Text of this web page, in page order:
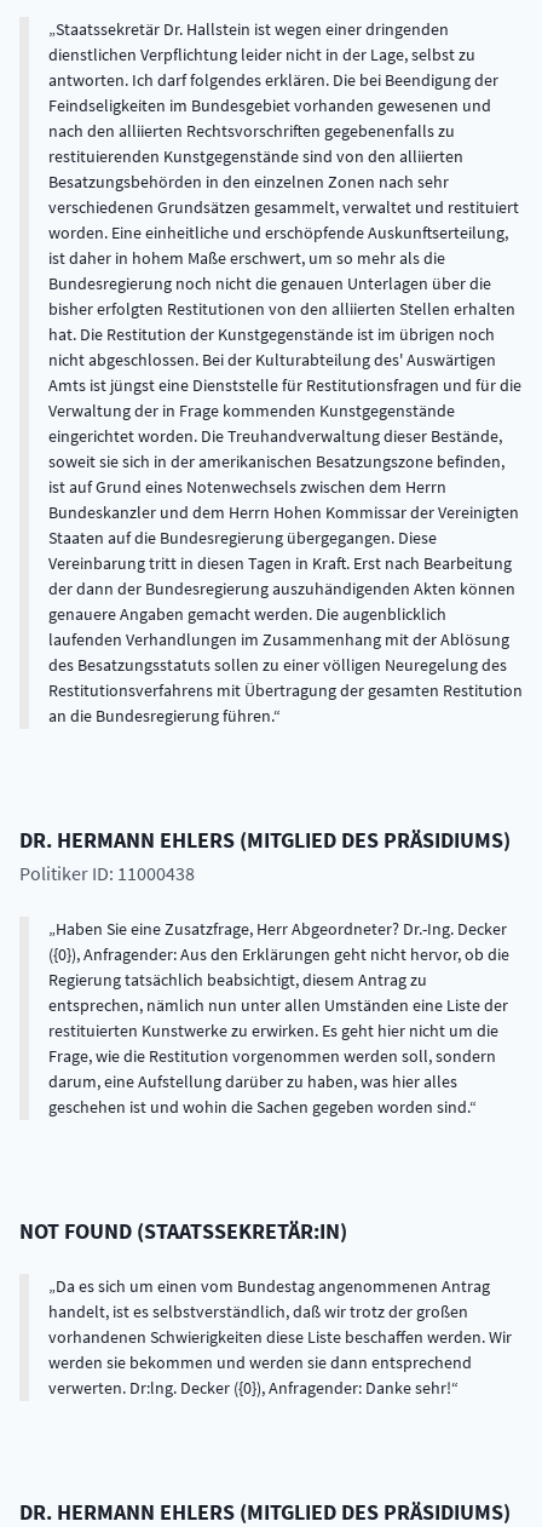
Staatssekretär Dr. Hallstein ist wegen einer dringenden
dienstlichen Verpflichtung leider nicht in der Lage, selbst zu
antworten. Ich darf folgendes erklären. Die bei Beendigung der
Feindseligkeiten im Bundesgebiet vorhanden gewesenen und
nach den alliierten Rechtsvorschriften gegebenenfalls zu
restituierenden Kunstgegenstände sind von den alliierten
Besatzungsbehörden in den einzelnen Zonen nach sehr
verschiedenen Grundsätzen gesammelt, verwaltet und restituiert
worden. Eine einheitliche und erschöpfende Auskunftserteilung,
ist daher in hohem Maße erschwert, um so mehr als die
Bundesregierung noch nicht die genauen Unterlagen über die
bisher erfolgten Restitutionen von den alliierten Stellen erhalten
hat. Die Restitution der Kunstgegenstände ist im übrigen noch
nicht abgeschlossen. Bei der Kulturabteilung des' Auswärtigen
Amts ist jüngst eine Dienststelle für Restitutionsfragen und für die
Verwaltung der in Frage kommenden Kunstgegenstände
eingerichtet worden. Die Treuhandverwaltung dieser Bestände,
soweit sie sich in der amerikanischen Besatzungszone befinden,
ist auf Grund eines Notenwechsels zwischen dem Herrn
Bundeskanzler und dem Herrn Hohen Kommissar der Vereinigten
Staaten auf die Bundesregierung übergegangen. Diese
Vereinbarung tritt in diesen Tagen in Kraft. Erst nach Bearbeitung
der dann der Bundesregierung auszuhändigenden Akten können
genauere Angaben gemacht werden. Die augenblicklich
laufenden Verhandlungen im Zusammenhang mit der Ablösung
des Besatzungsstatuts sollen zu einer völligen Neuregelung des
Restitutionsverfahrens mit Übertragung der gesamten Restitution
an die Bundesregierung führen.
DR. HERMANN EHLERS (MITGLIED DES PRÄSIDIUMS)
Politiker ID: 11000438
Haben Sie eine Zusatzfrage, Herr Abgeordneter? Dr.-Ing. Decker
({0}), Anfragender: Aus den Erklärungen geht nicht hervor, ob die
Regierung tatsächlich beabsichtigt, diesem Antrag zu
entsprechen, nämlich nun unter allen Umständen eine Liste der
restituierten Kunstwerke zu erwirken. Es geht hier nicht um die
Frage, wie die Restitution vorgenommen werden soll, sondern
darum, eine Aufstellung darüber zu haben, was hier alles
geschehen ist und wohin die Sachen gegeben worden sind.
NOT FOUND (STAATSSEKRETÄR:IN)
Da es sich um einen vom Bundestag angenommenen Antrag
handelt, ist es selbstverständlich, daß wir trotz der großen
vorhandenen Schwierigkeiten diese Liste beschaffen werden. Wir
werden sie bekommen und werden sie dann entsprechend
verwerten. Dr:lng. Decker ({0}), Anfragender: Danke sehr!
DR. HERMANN EHLERS (MITGLIED DES PRÄSIDIUMS)